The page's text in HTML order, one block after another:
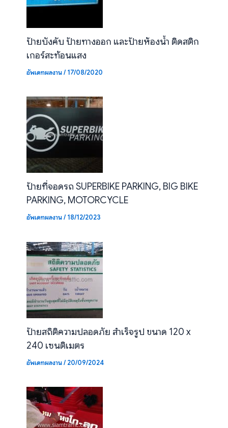
ป้ายบังคับ ป้ายทางออก และป้ายห้องน้ำ ติดสติก
เกอร์สะท้อนแสง
อัพเดทผลงาน/17/08/2020
ป้ายที่จอดรถ SUPERBIKE PARKING, BIG BIKE
PARKING, MOTORCYCLE
อัพเดทผลงาน/18/12/2023
ป้ายสถิติความปลอดภัย สำเร็จรูป ขนาด 120 x
240 เซนติเมตร
อัพเดทผลงาน/20/09/2024